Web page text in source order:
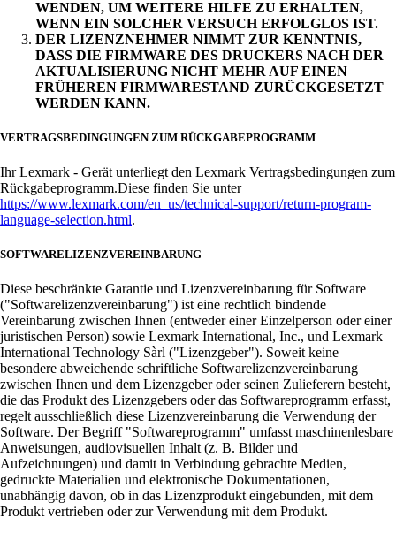
WENDEN, UM WEITERE HILFE ZU ERHALTEN,
WENN EIN SOLCHER VERSUCH ERFOLGLOS IST.
DER LIZENZNEHMER NIMMT ZUR KENNTNIS,
DASS DIE FIRMWARE DES DRUCKERS NACH DER
AKTUALISIERUNG NICHT MEHR AUF EINEN
FRÜHEREN FIRMWARESTAND ZURÜCKGESETZT
WERDEN KANN.
VERTRAGSBEDINGUNGEN ZUM RÜCKGABEPROGRAMM
Ihr Lexmark - Gerät unterliegt den Lexmark Vertragsbedingungen zum
Rückgabeprogramm.Diese finden Sie unter
https://www.lexmark.com/en_us/technical-support/return-program-
language-selection.html.
SOFTWARELIZENZVEREINBARUNG
Diese beschränkte Garantie und Lizenzvereinbarung für Software
("Softwarelizenzvereinbarung") ist eine rechtlich bindende
Vereinbarung zwischen Ihnen (entweder einer Einzelperson oder einer
juristischen Person) sowie Lexmark International, Inc., und Lexmark
International Technology Sàrl ("Lizenzgeber"). Soweit keine
besondere abweichende schriftliche Softwarelizenzvereinbarung
zwischen Ihnen und dem Lizenzgeber oder seinen Zulieferern besteht,
die das Produkt des Lizenzgebers oder das Softwareprogramm erfasst,
regelt ausschließlich diese Lizenzvereinbarung die Verwendung der
Software. Der Begriff "Softwareprogramm" umfasst maschinenlesbare
Anweisungen, audiovisuellen Inhalt (z. B. Bilder und
Aufzeichnungen) und damit in Verbindung gebrachte Medien,
gedruckte Materialien und elektronische Dokumentationen,
unabhängig davon, ob in das Lizenzprodukt eingebunden, mit dem
Produkt vertrieben oder zur Verwendung mit dem Produkt.